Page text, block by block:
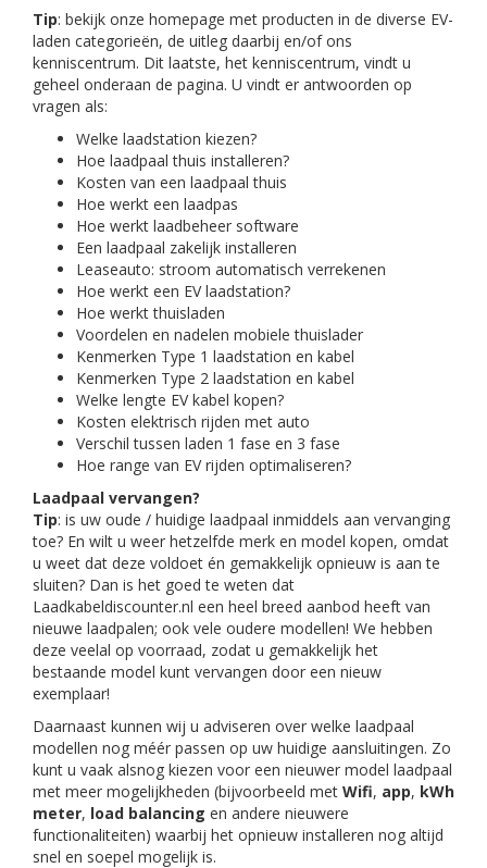
Tip: bekijk onze homepage met producten in de diverse EV-
laden categorieën, de uitleg daarbij en/of ons
kenniscentrum. Dit laatste, het kenniscentrum, vindt u
geheel onderaan de pagina. U vindt er antwoorden op
vragen als:
Welke laadstation kiezen?
Hoe laadpaal thuis installeren?
Kosten van een laadpaal thuis
Hoe werkt een laadpas
Hoe werkt laadbeheer software
Een laadpaal zakelijk installeren
Leaseauto: stroom automatisch verrekenen
Hoe werkt een EV laadstation?
Hoe werkt thuisladen
Voordelen en nadelen mobiele thuislader
Kenmerken Type 1 laadstation en kabel
Kenmerken Type 2 laadstation en kabel
Welke lengte EV kabel kopen?
Kosten elektrisch rijden met auto
Verschil tussen laden 1 fase en 3 fase
Hoe range van EV rijden optimaliseren?
Laadpaal vervangen?
Tip: is uw oude / huidige laadpaal inmiddels aan vervanging
toe? En wilt u weer hetzelfde merk en model kopen, omdat
u weet dat deze voldoet én gemakkelijk opnieuw is aan te
sluiten? Dan is het goed te weten dat
Laadkabeldiscounter.nl een heel breed aanbod heeft van
nieuwe laadpalen; ook vele oudere modellen! We hebben
deze veelal op voorraad, zodat u gemakkelijk het
bestaande model kunt vervangen door een nieuw
exemplaar!
Daarnaast kunnen wij u adviseren over welke laadpaal
modellen nog méér passen op uw huidige aansluitingen. Zo
kunt u vaak alsnog kiezen voor een nieuwer model laadpaal
met meer mogelijkheden (bijvoorbeeld met Wifi, app, kWh
meter, load balancing en andere nieuwere
functionaliteiten) waarbij het opnieuw installeren nog altijd
snel en soepel mogelijk is.